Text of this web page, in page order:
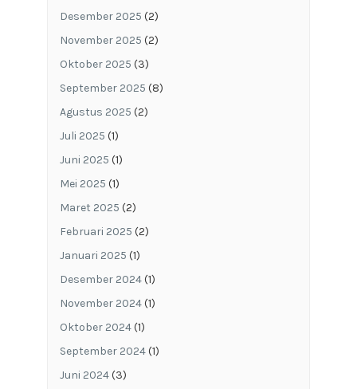
Desember 2025 (2)
November 2025 (2)
Oktober 2025 (3)
September 2025 (8)
Agustus 2025 (2)
Juli 2025 (1)
Juni 2025 (1)
Mei 2025 (1)
Maret 2025 (2)
Februari 2025 (2)
Januari 2025 (1)
Desember 2024(1)
November 2024(1)
Oktober 2024(1)
September 2024(1)
Juni 2024(3)